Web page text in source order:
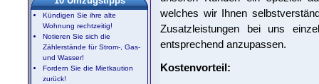
welches wir Ihnen
Zusatzleistungen bei uns
entsprechend anzupassen.
Kostenvorteil:
Kündigen Sie ihre alte
Wohnung rechtzeitig!
Notieren Sie sich die
Zählerstände für Strom-, Gas-
und Wasser!
Fordern Sie die Mietkaution
zurück!